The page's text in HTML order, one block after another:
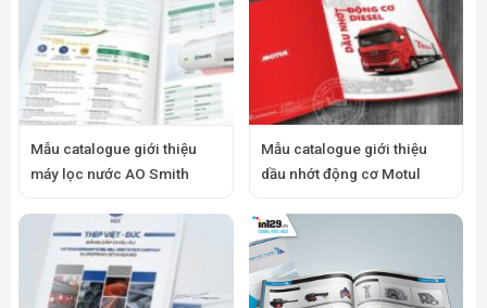
Mẫu catalogue giới thiệu
máy lọc nước AO Smith
Mẫu catalogue giới thiệu
dầu nhớt động cơ Motul